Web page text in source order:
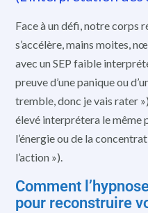
Face à un défi, notre corps
s’accélère, mains moites,
avec un SEP faible
preuve d’une panique ou
tremble, donc je vais rater
élevé interprétera le même
l’énergie ou de la
l’action »).
Comment
pour reconstruire